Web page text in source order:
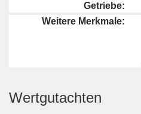
Getriebe:
Weitere Merkmale:
Wertgutachten